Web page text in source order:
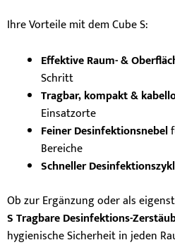
Ihre Vorteile mit dem Cube S:
Effektive Raum- &
Schritt
Tragbar, kompakt &
Einsatzorte
Feiner Desinfektionsnebel
Bereiche
Schneller
Ob zur Ergänzung oder als
S Tragbare Desinfektions-
hygienische Sicherheit in jeden